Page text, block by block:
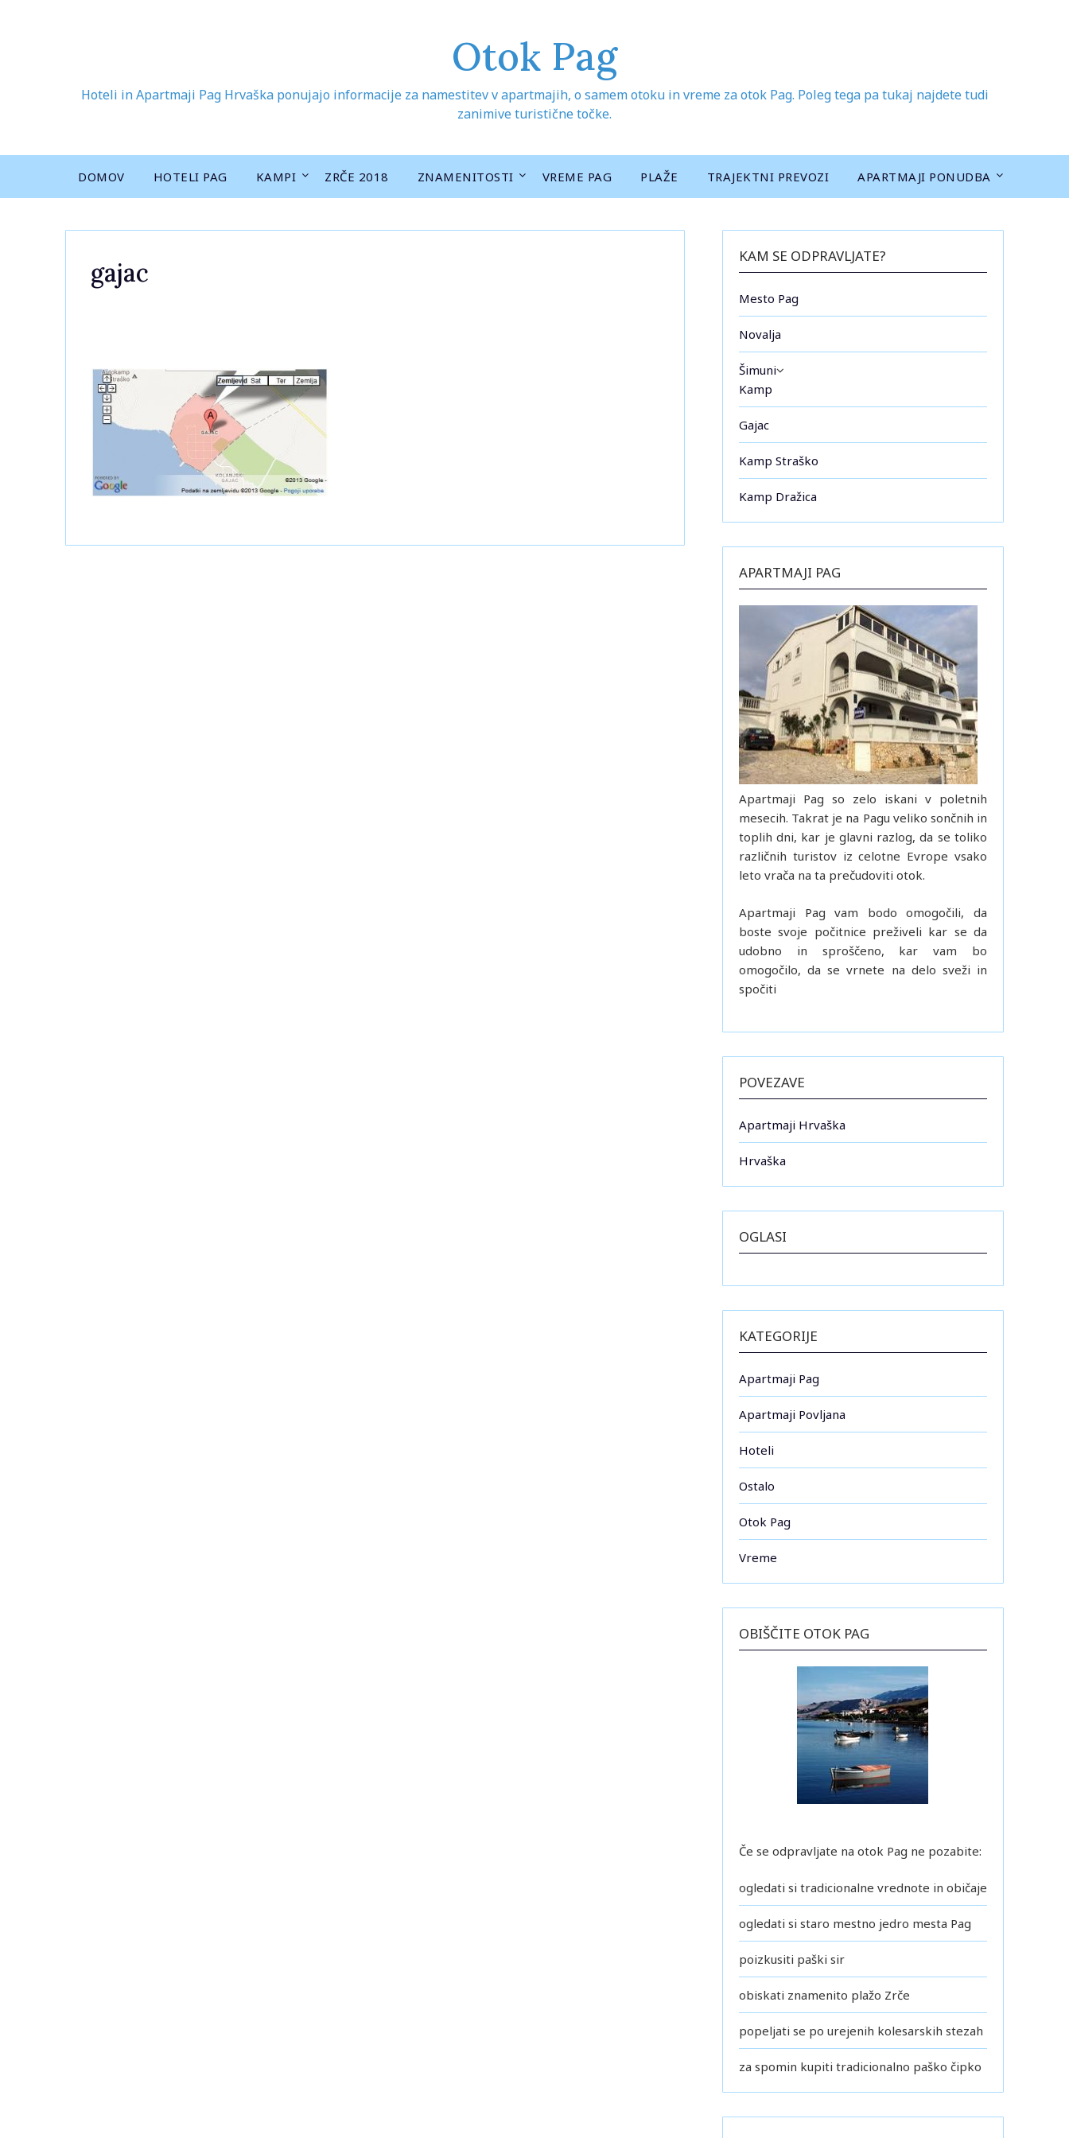
Otok Pag
Hoteli in Apartmaji Pag Hrvaška ponujajo informacije za namestitev v apartmajih, o samem otoku in vreme za otok Pag. Poleg tega pa tukaj najdete tudi
zanimive turistične točke.
DOMOV HOTELI PAG KAMPI ZRČE 2018 ZNAMENITOSTI VREME PAG PLAŽE TRAJEKTNI PREVOZI APARTMAJI PONUDBA
gajac
KAM SE ODPRAVLJATE?
Mesto Pag
Novalja
Šimuni
Kamp
Gajac
Kamp Straško
Kamp Dražica
APARTMAJI PAG
Apartmaji Pag so zelo iskani v poletnih
mesecih. Takrat je na Pagu veliko sončnih in
toplih dni, kar je glavni razlog, da se toliko
različnih turistov iz celotne Evrope vsako
leto vrača na ta prečudoviti otok.
Apartmaji Pag vam bodo omogočili, da
boste svoje počitnice preživeli kar se da
udobno in sproščeno, kar vam bo
omogočilo, da se vrnete na delo sveži in
spočiti
POVEZAVE
Apartmaji Hrvaška
Hrvaška
OGLASI
KATEGORIJE
Apartmaji Pag
Apartmaji Povljana
Hoteli
Ostalo
Otok Pag
Vreme
OBIŠČITE OTOK PAG
Če se odpravljate na otok Pag ne pozabite:
ogledati si tradicionalne vrednote in običaje
ogledati si staro mestno jedro mesta Pag
poizkusiti paški sir
obiskati znamenito plažo Zrče
popeljati se po urejenih kolesarskih stezah
za spomin kupiti tradicionalno paško čipko